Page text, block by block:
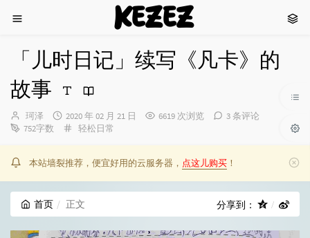
KEZEZ
「儿时日记」续写《凡卡》的
故事
博
主：
珂泽
发
布
2020 年 02 月 21 日 6619 次浏览
3 条评论
752字数
分
轻松日常
本站墙裂推荐，便宜好用的云服务器， 点这儿购买 ！
首页 正文 分享到：